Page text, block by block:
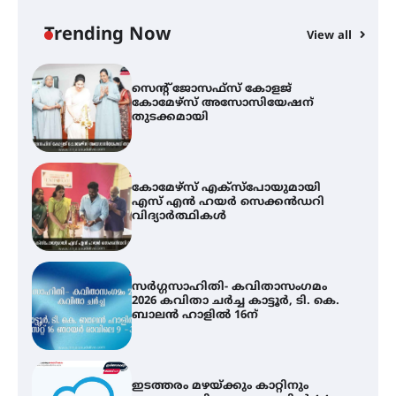
Trending Now View all
കോമേഴ്സ് എക്സ്പോയുമായി
എസ് എൻ ഹയർ സെക്കൻഡറി
വിദ്യാർത്ഥികൾ
സർഗ്ഗസാഹിതി- കവിതാസംഗമം
2026 കവിതാ ചർച്ച കാട്ടൂർ, ടി. കെ.
ബാലൻ ഹാളിൽ 16ന്
ഇടത്തരം മഴയ്ക്കും കാറ്റിനും
സാധ്യത ഇരിങ്ങാലക്കുടയിൽ 4.4
മില്ലി മീറ്റർ മഴ ലഭിച്ചു
ഐ.ഐ.ടി മദ്രാസ്സിൽ നിന്നും